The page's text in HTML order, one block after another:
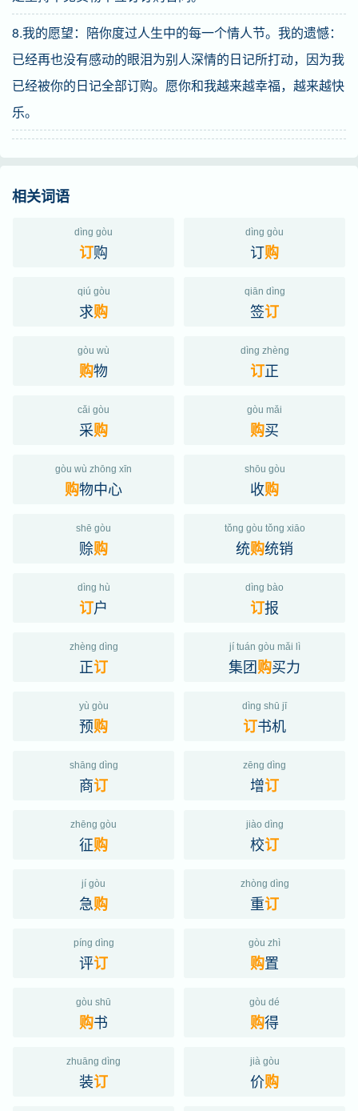
8.我的愿望：陪你度过人生中的每一个情人节。我的遗憾：
已经再也没有感动的眼泪为别人深情的日记所打动，因为我
已经被你的日记全部订购。愿你和我越来越幸福，越来越快
乐。
相关词语
dìng gòu
订购
dìng gòu
订购
qiú gòu
求购
qiān dìng
签订
gòu wù
购物
dìng zhèng
订正
cǎi gòu
采购
gòu mǎi
购买
gòu wù zhōng xīn
购物中心
shōu gòu
收购
shē gòu
赊购
tǒng gòu tǒng xiāo
统购统销
dìng hù
订户
dìng bào
订报
zhèng dìng
正订
jí tuán gòu mǎi lì
集团购买力
yù gòu
预购
dìng shū jī
订书机
shāng dìng
商订
zēng dìng
增订
zhēng gòu
征购
jiào dìng
校订
jí gòu
急购
zhòng dìng
重订
píng dìng
评订
gòu zhì
购置
gòu shū
购书
gòu dé
购得
zhuāng dìng
装订
jià gòu
价购